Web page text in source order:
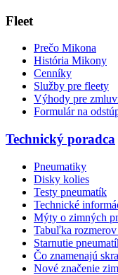
Fleet
Prečo Mikona
História Mikony
Cenníky
Služby pre fleety
Výhody pre
Formulár na
Technický poradca
Pneumatiky
Disky kolies
Testy pneumatík
Technické
Mýty o zimných
Tabuľka
Starnutie
Čo znamenajú
Nové značenie